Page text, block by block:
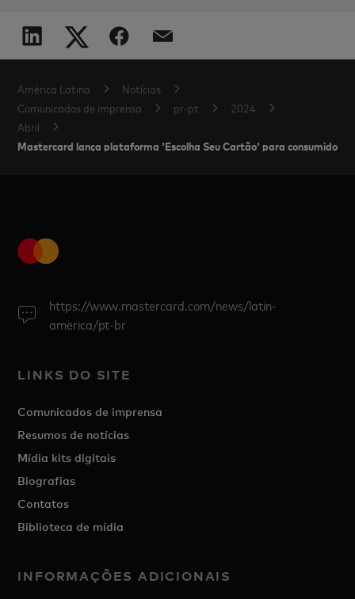
América Latina
Notícias
Comunicados de imprensa
pr-pt
2024
Abril
Mastercard lança plataforma 'Escolha Seu Cartão' para
https://www.mastercard.com/news/latin-
america/pt-br
LINKS DO SITE
Comunicados de imprensa
Resumos de notícias
Mídia kits digitais
Biografias
Contatos
Biblioteca de mídia
INFORMAÇÕES ADICIONAIS